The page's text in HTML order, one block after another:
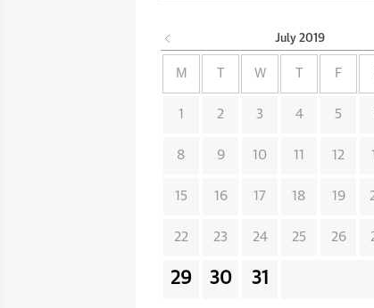
July 2019
M W F
1 2 3 4 5
8 9 10 11 12
15 16 17 18 19
22 23 24 25 26
29 30 31